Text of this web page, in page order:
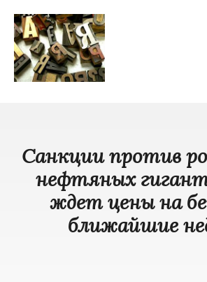
Санкции против
нефтяных
ждет цены на
ближайшие